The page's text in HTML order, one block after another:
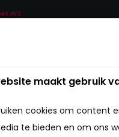
IN3
maakt gebruik
cookies om content
te bieden en om ons